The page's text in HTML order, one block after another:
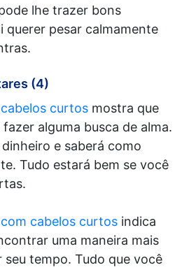
lhe trazer bons
querer pesar calmamente
(4)
curtos mostra que
alguma busca de alma.
e saberá como
Tudo estará bem se você
cabelos curtos indica
uma maneira mais
tempo. Tudo que você